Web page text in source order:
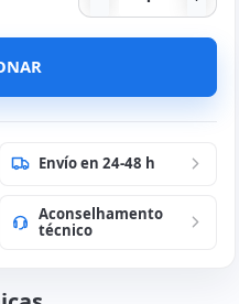
Envío en 24-48 h
Aconselhamento
técnico